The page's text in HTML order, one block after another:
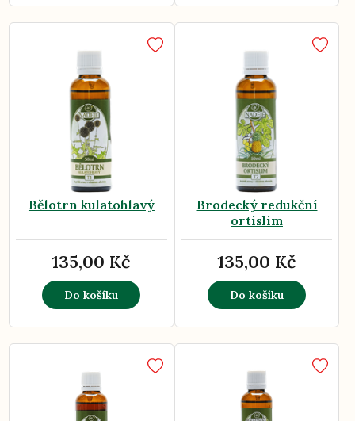
Bělotrn kulatohlavý
135,00 Kč
Do košíku
Brodecký redukční
ortislim
135,00 Kč
Do košíku